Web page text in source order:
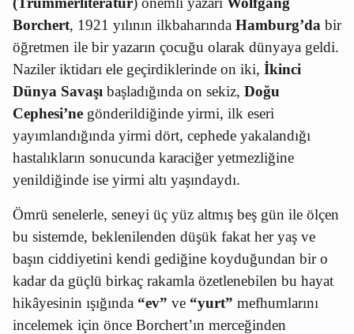
Borchert, 1921 yılının ilkbaharında Hamburg’da bir
öğretmen ile bir yazarın çocuğu olarak dünyaya geldi.
Naziler iktidarı ele geçirdiklerinde on iki, İkinci
Dünya Savaşı başladığında on sekiz, Doğu
Cephesi’ne gönderildiğinde yirmi, ilk eseri
yayımlandığında yirmi dört, cephede yakalandığı
hastalıkların sonucunda karaciğer yetmezliğine
yenildiğinde ise yirmi altı yaşındaydı.
Ömrü senelerle, seneyi üç yüz altmış beş gün ile ölçen
bu sistemde, beklenilenden düşük fakat her yaş ve
başın ciddiyetini kendi gediğine koyduğundan bir o
kadar da güçlü birkaç rakamla özetlenebilen bu hayat
hikâyesinin ışığında “ev” ve “yurt” mefhumlarını
incelemek için önce Borchert’ın merceğinden